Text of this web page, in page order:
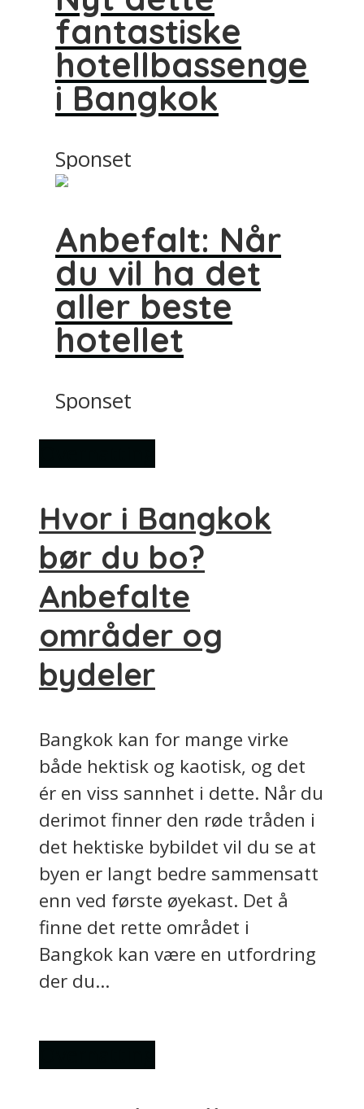
fantastiske
hotellbassenget
i Bangkok
Sponset
Anbefalt: Når
du vil ha det
aller beste
hotellet
Sponset
Hvor i Bangkok
bør du bo?
Anbefalte
områder og
bydeler
Bangkok kan for mange virke
både hektisk og kaotisk, og det
ér en viss sannhet i dette. Når du
derimot finner den røde tråden i
det hektiske bybildet vil du se at
byen er langt bedre sammensatt
enn ved første øyekast. Det å
finne det rette området i
Bangkok kan være en utfordring
der du...